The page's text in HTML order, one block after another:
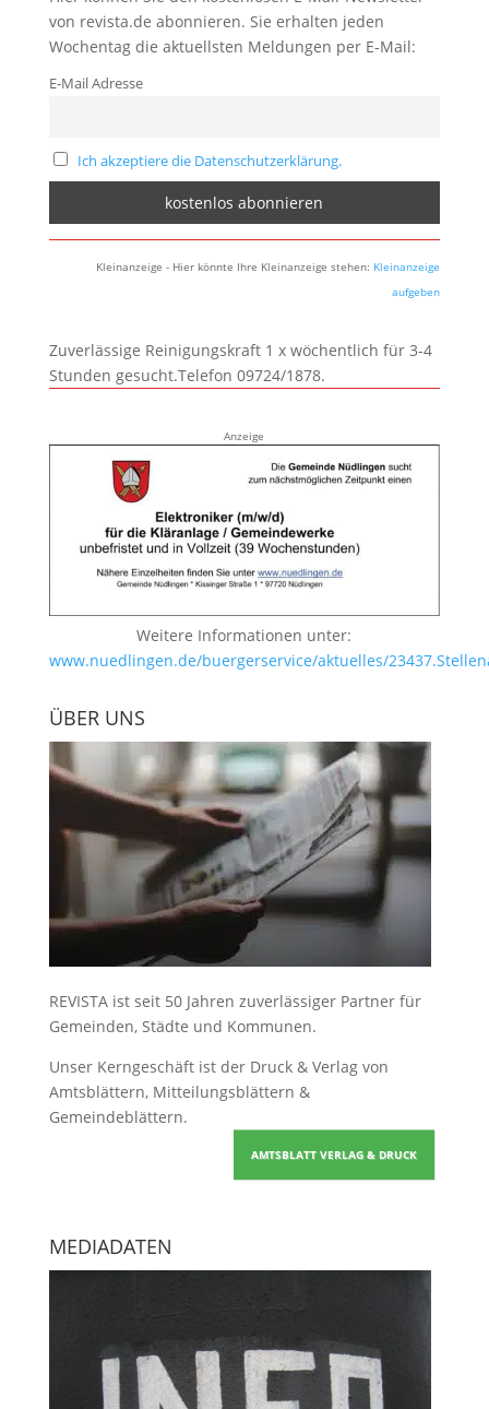
von revista.de abonnieren. Sie erhalten jeden
Wochentag die aktuellsten Meldungen per E-Mail:
E-Mail Adresse
Ich akzeptiere die Datenschutzerklärung.
Kleinanzeige - Hier könnte Ihre Kleinanzeige stehen: Kleinanzeige
aufgeben
Zuverlässige Reinigungskraft 1 x wöchentlich für 3-4
Stunden gesucht.Telefon 09724/1878.
Anzeige
Weitere Informationen unter:
www.nuedlingen.de/buergerservice/aktuelles/
ÜBER UNS
REVISTA ist seit 50 Jahren zuverlässiger Partner für
Gemeinden, Städte und Kommunen.
Unser Kerngeschäft ist der Druck & Verlag von
Amtsblättern, Mitteilungsblättern &
Gemeindeblättern.
AMTSBLATT VERLAG & DRUCK
MEDIADATEN